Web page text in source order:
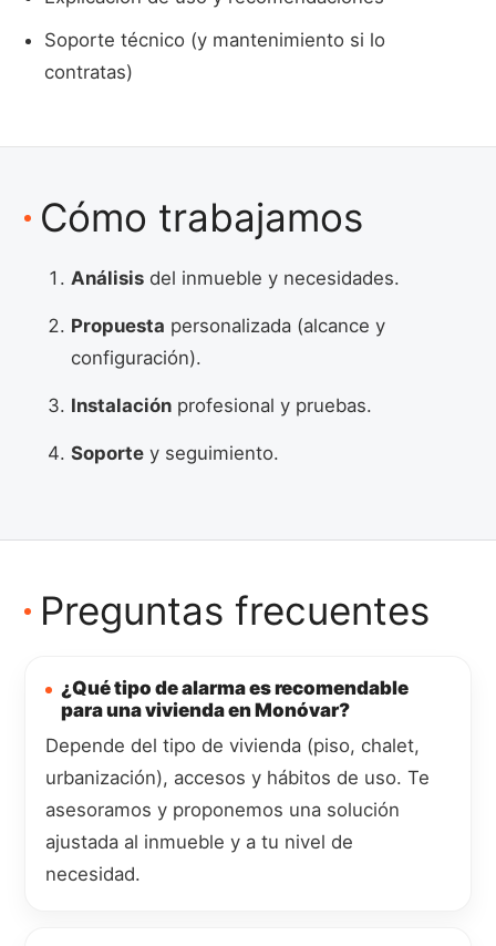
Soporte técnico (y mantenimiento si lo
contratas)
Cómo trabajamos
Análisis del inmueble y necesidades.
Propuesta personalizada (alcance y
configuración).
Instalación profesional y pruebas.
Soporte y seguimiento.
Preguntas frecuentes
¿Qué tipo de alarma es recomendable
para una vivienda en Monóvar?
Depende del tipo de vivienda (piso, chalet,
urbanización), accesos y hábitos de uso. Te
asesoramos y proponemos una solución
ajustada al inmueble y a tu nivel de
necesidad.